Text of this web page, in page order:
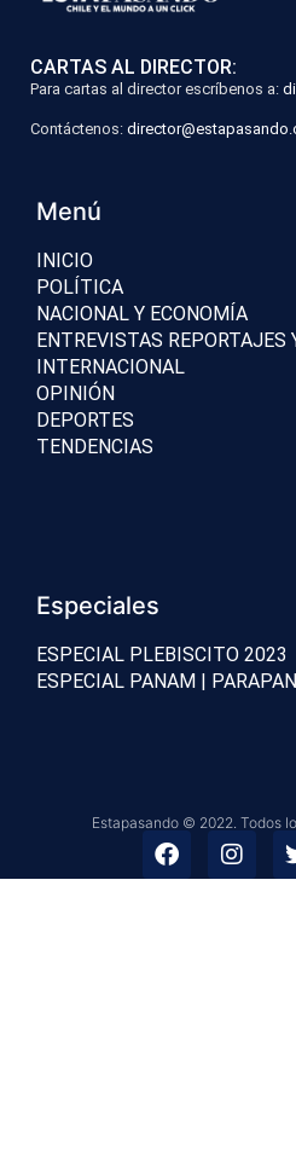
CARTAS AL DIRECTOR:
Para cartas al director escríbenos a:
Contáctenos:
Menú
INICIO
POLÍTICA
NACIONAL Y ECONOMÍA
ENTREVISTAS REPORTAJES
INTERNACIONAL
OPINIÓN
DEPORTES
TENDENCIAS
Especiales
ESPECIAL PLEBISCITO 2023
ESPECIAL PANAM |
Estapasando © 2022. Todos